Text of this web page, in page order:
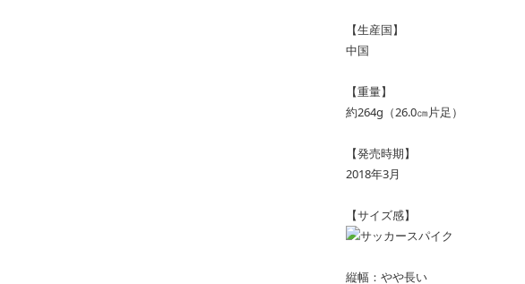
【生産国】
中国
【重量】
約264g（26.0㎝片足）
【発売時期】
2018年3月
【サイズ感】
縦幅：やや長い